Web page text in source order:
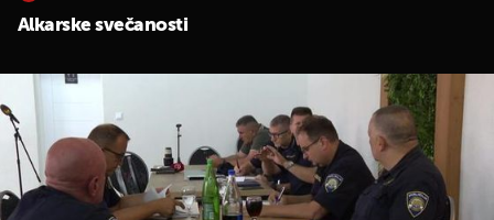
Alkarske svečanosti